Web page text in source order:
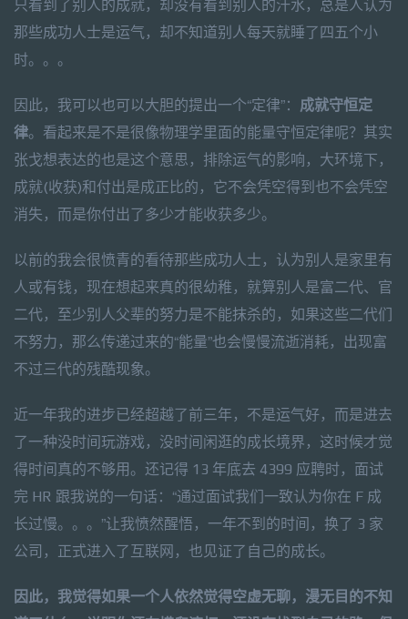
只看到了别人的成就，却没有看到别人的汗水，总是人认为
那些成功人士是运气，却不知道别人每天就睡了四五个小
时。。。
因此，我可以也可以大胆的提出一个“定律”： 成就守恒定
律。看起来是不是很像物理学里面的能量守恒定律呢？其实
张戈想表达的也是这个意思，排除运气的影响，大环境下，
成就(收获)和付出是成正比的，它不会凭空得到也不会凭空
消失，而是你付出了多少才能收获多少。
以前的我会很愤青的看待那些成功人士，认为别人是家里有
人或有钱，现在想起来真的很幼稚，就算别人是富二代、官
二代，至少别人父辈的努力是不能抹杀的，如果这些二代们
不努力，那么传递过来的“能量”也会慢慢流逝消耗，出现富
不过三代的残酷现象。
近一年我的进步已经超越了前三年，不是运气好，而是进去
了一种没时间玩游戏，没时间闲逛的成长境界，这时候才觉
得时间真的不够用。还记得 13 年底去 4399 应聘时，面试
完 HR 跟我说的一句话：“通过面试我们一致认为你在 F 成
长过慢。。。”让我愤然醒悟，一年不到的时间，换了 3 家
公司，正式进入了互联网，也见证了自己的成长。
因此，我觉得如果一个人依然觉得空虚无聊，漫无目的不知